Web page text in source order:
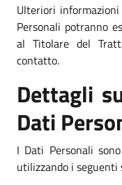
Ulteriori
Personali potranno
al Titolare del
contatto.
Dettagli
Dati
I Dati Personali
utilizzando i seguenti